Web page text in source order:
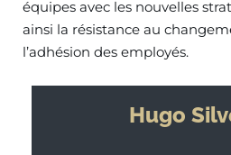
équipes avec les nouvelles
ainsi la résistance au
l’adhésion des employés.
Hugo